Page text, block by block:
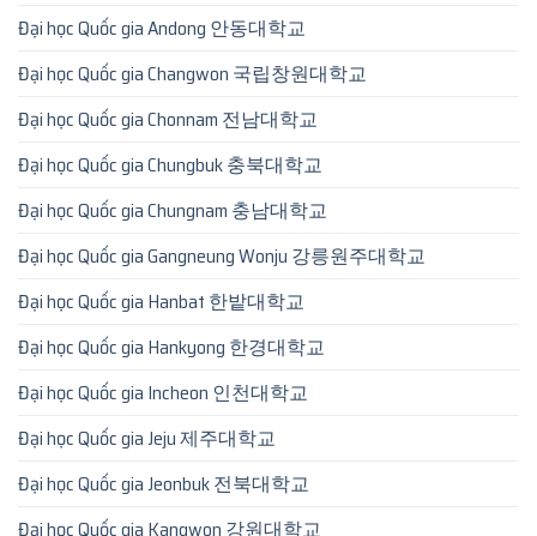
Đại học Quốc gia Andong 안동대학교
Đại học Quốc gia Changwon 국립창원대학교
Đại học Quốc gia Chonnam 전남대학교
Đại học Quốc gia Chungbuk 충북대학교
Đại học Quốc gia Chungnam 충남대학교
Đại học Quốc gia Gangneung Wonju 강릉원주대학교
Đại học Quốc gia Hanbat 한밭대학교
Đại học Quốc gia Hankyong 한경대학교
Đại học Quốc gia Incheon 인천대학교
Đại học Quốc gia Jeju 제주대학교
Đại học Quốc gia Jeonbuk 전북대학교
Đại học Quốc gia Kangwon 강원대학교